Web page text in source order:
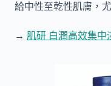
給中性至乾性肌膚，
→ 肌研 白潤高效集中